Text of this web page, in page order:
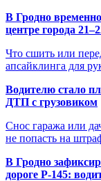
В Гродно
центре города
Что сшить или
апсайклинга для
Водителю стало
ДТП с грузовиком
Снос гаража или
не попасть на
В Гродно
дороге Р-145: